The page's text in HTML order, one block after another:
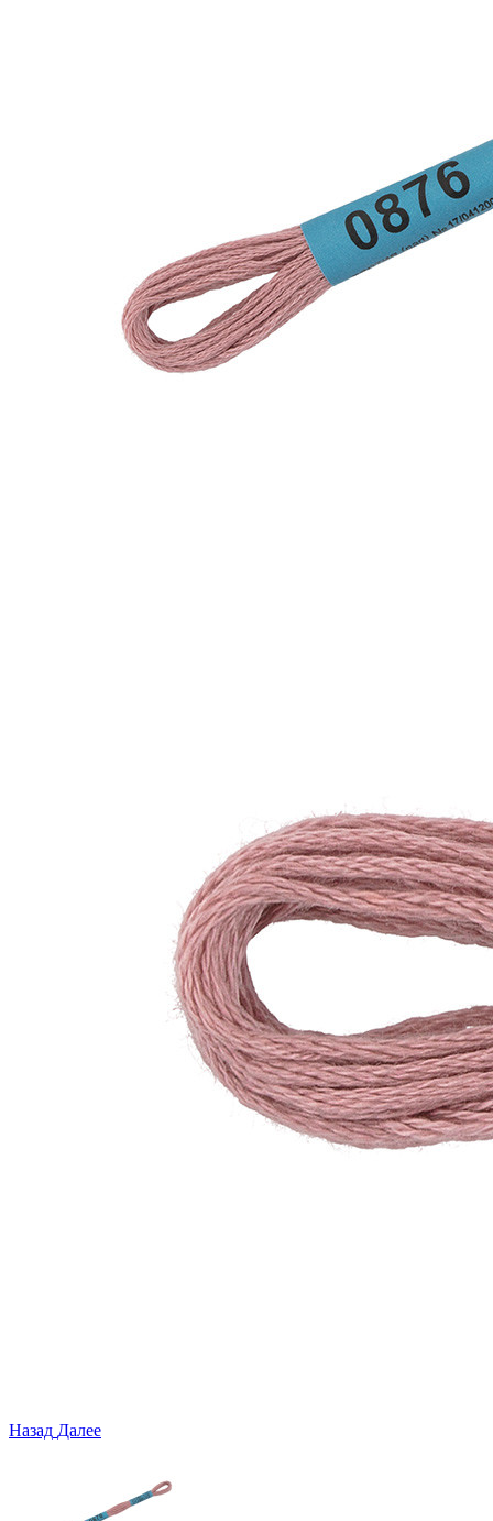
Назад Далее